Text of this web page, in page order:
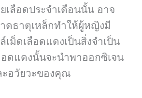
เลือดประจำเดือนนั้น อาจ
ดธาตุเหล็กทำให้ผู้หญิงมี
เม็ดเลือดแดงเป็นสิ่งจำเป็น
อดแดงนั้นจะนำพาออกซิเจน
ะอวัยวะของคุณ